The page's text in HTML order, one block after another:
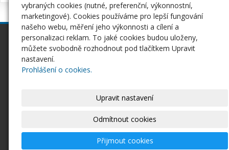
inPage
Webové stránky
Pro začátečníky
Seznámení s inPage
Webhosting
Hosting
Doména EU
Ostatní
vybraných cookies (nutné, preferenční, výkonnostní,
marketingové). Cookies používáme pro lepší fungování
našeho webu, měření jeho výkonnosti a cílení a
personalizaci reklam. To jaké cookies budou uloženy,
můžete svobodně rozhodnout pod tlačítkem Upravit
nastavení.
Prohlášení o cookies.
Upravit nastavení
Odmítnout cookies
Přijmout cookies